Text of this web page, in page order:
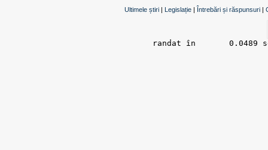
Ultimele știri | Legislație | Întrebări și răspunsuri |
randat în